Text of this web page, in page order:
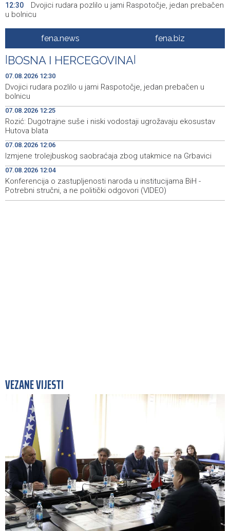
12:30
Dvojici rudara pozlilo u jami Raspotočje, jedan prebačen
u bolnicu
Rozić: Dugotrajne suše i niski vodostaji ugrožavaju
ekosustav Hutova blata
12:23
Public transportation changes in Sarajevo today due to
football match at Grbavica Stadium
12:17
Brodski promet kroz Hormuški moreuz i dalje je ozbiljno
12:16
Multiple fires reported in West Herzegovina Canton,
more than 27,000 square meters burned in Grude
12:13
Best Photo contest to capture memorable moments of
the 32nd Sarajevo Film Festival
12:06
Izmjene trolejbuskog saobraćaja zbog utakmice na
Grbavici
fena.news fena.biz
BOSNA I HERCEGOVINA
07.08.2026 12:30
Dvojici rudara pozlilo u jami Raspotočje, jedan prebačen u
bolnicu
07.08.2026 12:25
Rozić: Dugotrajne suše i niski vodostaji ugrožavaju ekosustav
Hutova blata
07.08.2026 12:06
Izmjene trolejbuskog saobraćaja zbog utakmice na Grbavici
07.08.2026 12:04
Konferencija o zastupljenosti naroda u institucijama BiH -
Potrebni stručni, a ne politički odgovori (VIDEO)
VEZANE VIJESTI